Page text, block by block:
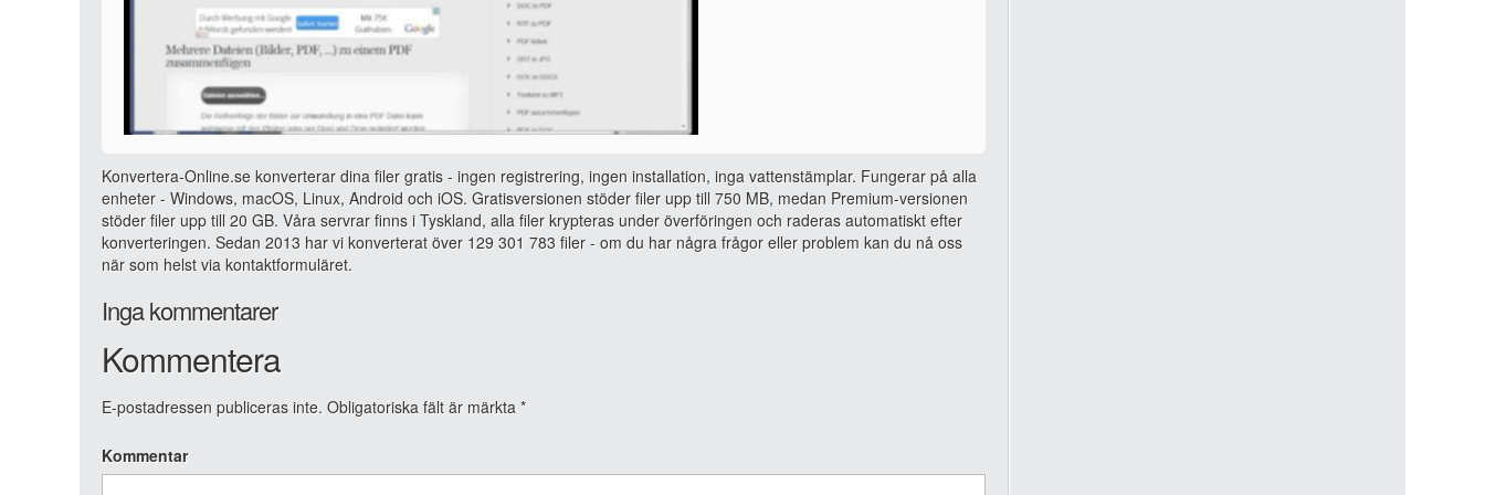
Konvertera-Online.se konverterar dina filer gratis - ingen registrering, ingen installation, inga vattenstämplar. Fungerar på alla
enheter - Windows, macOS, Linux, Android och iOS. Gratisversionen stöder filer upp till 750 MB, medan Premium-versionen
stöder filer upp till 20 GB. Våra servrar finns i Tyskland, alla filer krypteras under överföringen och raderas automatiskt efter
konverteringen. Sedan 2013 har vi konverterat över 129 301 783 filer - om du har några frågor eller problem kan du nå oss
när som helst via kontaktformuläret.
Inga kommentarer
Kommentera
E-postadressen publiceras inte. Obligatoriska fält är märkta *
Kommentar